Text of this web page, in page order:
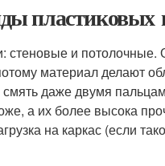
пластиковых
стеновые и
материал делают
даже двумя
а их более высока
на каркас (если